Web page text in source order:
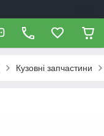
Кузовні запчастини